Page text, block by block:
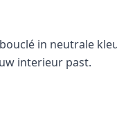
in neutrale
interieur past.